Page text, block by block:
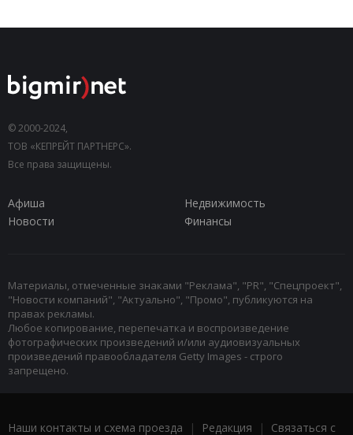
© 2000-2024,
ТОВ «КЕПРЕЙТ ПАРТНЕРС».
Все права защищены.
Афиша
Недвижимость
Новости
Финансы
Материалы, отмеченные знаками "Реклама", "PR", "Спецпроект",
"Новости компаний", "Актуально", "Промо", публикуются на
правах рекламы.
Любое копирование, перепечатка и воспроизведение
фотографических произведений и/или аудиовизуальных
произведений правообладателя Getty Images - строго
запрещено.
Наши контакты и схема проезда | Редакция | Связаться с